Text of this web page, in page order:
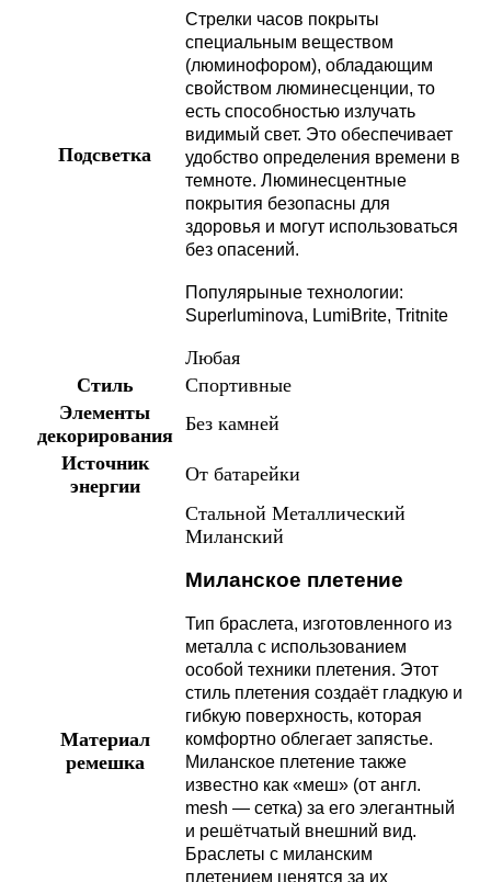
Подсветка
Стрелки часов покрыты
специальным веществом
(люминофором), обладающим
свойством люминесценции, то
есть способностью излучать
видимый свет. Это обеспечивает
удобство определения времени в
темноте. Люминесцентные
покрытия безопасны для
здоровья и могут использоваться
без опасений.
Популярыные технологии:
Superluminova, LumiBrite, Tritnite
Любая
Стиль
Спортивные
Элементы
декорирования
Без камней
Источник
энергии
От батарейки
Материал
ремешка
Стальной Металлический
Миланский
Миланское плетение
Тип браслета, изготовленного из
металла с использованием
особой техники плетения. Этот
стиль плетения создаёт гладкую и
гибкую поверхность, которая
комфортно облегает запястье.
Миланское плетение также
известно как «меш» (от англ.
mesh — сетка) за его элегантный
и решётчатый внешний вид.
Браслеты с миланским
плетением ценятся за их